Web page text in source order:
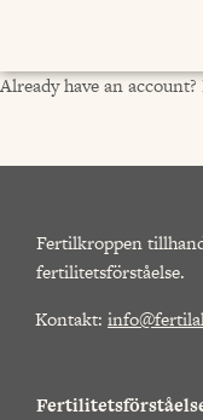
Already have an account?
Fertilkroppen
fertilitetsförståelse.
Kontakt: